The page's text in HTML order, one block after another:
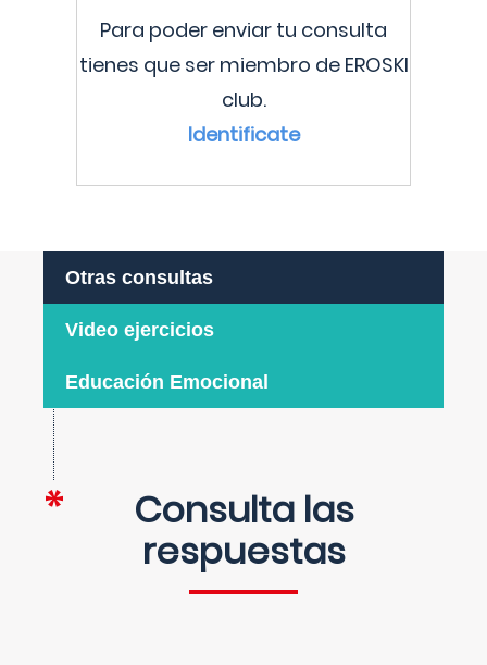
Para poder enviar tu consulta
tienes que ser miembro de EROSKI
club.
Identificate
Otras consultas
Video ejercicios
Educación Emocional
Consulta las
respuestas